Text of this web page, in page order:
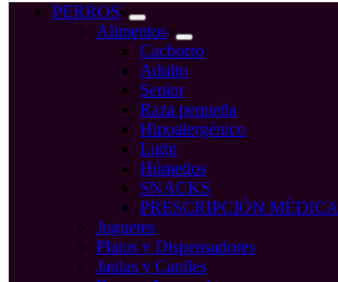
compraPERROS
Alimentos
Cachorro
Adulto
Senior
Raza pequeña
Hipoalergénico
Light
Húmedos
SNACKS
PRESCRIPCIÓN MÉDICA
Juguetes
Platos y Dispensadores
Jaulas y Caniles